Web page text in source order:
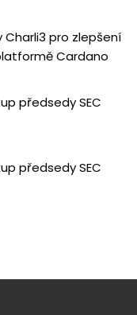
Charli3 pro zlepšení
Cardano
předsedy SEC
předsedy SEC